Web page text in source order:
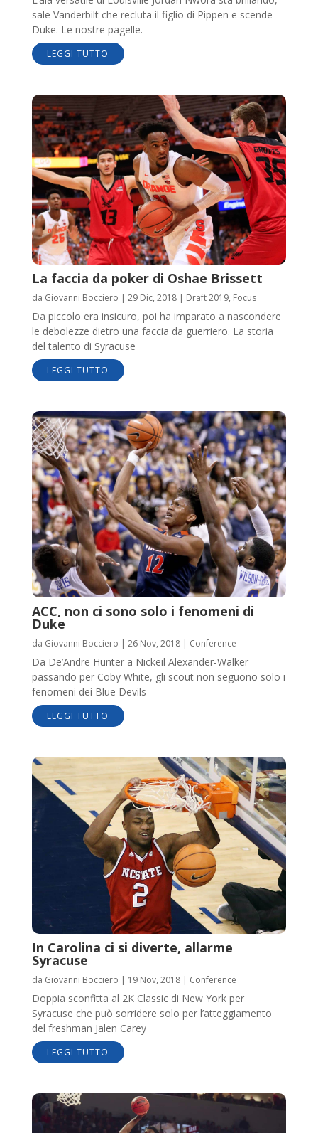
sale Vanderbilt che recluta il figlio di Pippen e scende
Duke. Le nostre pagelle.
LEGGI TUTTO
La faccia da poker di Oshae Brissett
da Giovanni Bocciero | 29 Dic, 2018| Draft 2019, Focus
Da piccolo era insicuro, poi ha imparato a nascondere
le debolezze dietro una faccia da guerriero. La storia
del talento di Syracuse
LEGGI TUTTO
ACC, non ci sono solo i fenomeni di
Duke
da Giovanni Bocciero | 26 Nov, 2018| Conference
Da De’Andre Hunter a Nickeil Alexander-Walker
passando per Coby White, gli scout non seguono solo i
fenomeni dei Blue Devils
LEGGI TUTTO
In Carolina ci si diverte, allarme
Syracuse
da Giovanni Bocciero | 19 Nov, 2018| Conference
Doppia sconfitta al 2K Classic di New York per
Syracuse che può sorridere solo per l’atteggiamento
del freshman Jalen Carey
LEGGI TUTTO